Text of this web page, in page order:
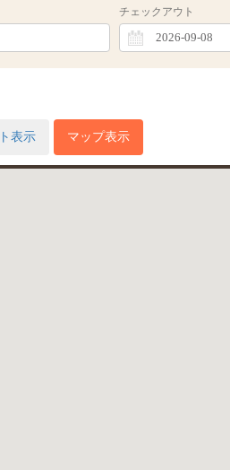
チェックアウト
表示 マップ表示